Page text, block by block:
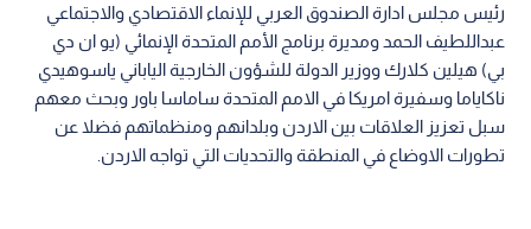
رئيس مجلس ادارة الصندوق العربي للإنماء الاقتصادي والاجتماعي
عبداللطيف الحمد ومديرة برنامج الأمم المتحدة الإنمائي (يو ان دي
بي) هيلين كلارك ووزير الدولة للشؤون الخارجية الياباني ياسوهيدي
ناكاياما وسفيرة امريكا في الامم المتحدة ساماسا باور وبحث معهم
سبل تعزيز العلاقات بين الاردن وبلدانهم ومنظماتهم فضلا عن
تطورات الاوضاع في المنطقة والتحديات التي تواجه الاردن.